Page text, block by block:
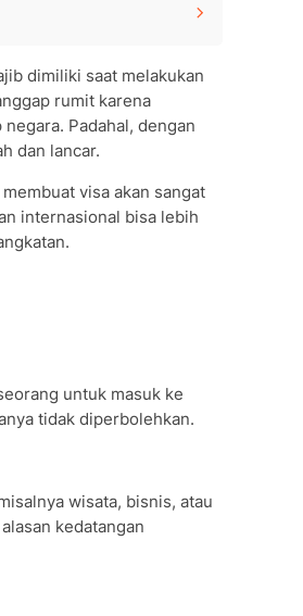
dimiliki saat melakukan
rumit karena
Padahal, dengan
dan lancar.
visa akan sangat
internasional bisa lebih
untuk masuk ke
tidak diperbolehkan.
wisata, bisnis, atau
kedatangan